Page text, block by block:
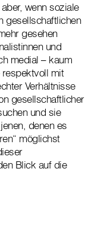
wenn soziale
gesellschaftlichen
gesehen
und
medial – kaum
mit
Verhältnisse
gesellschaftlicher
und sie
denen es
möglichst
Blick auf die